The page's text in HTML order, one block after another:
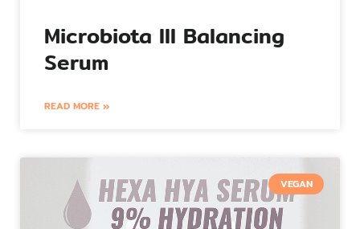
Microbiota III Balancing
Serum
READ MORE »
VEGAN